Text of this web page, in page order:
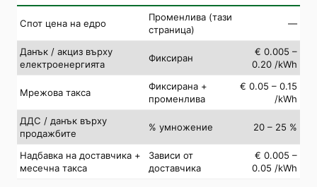
Спот цена на едро
Променлива (тази
страница)
—
Данък / акциз върху
електроенергията
Фиксиран
€ 0.005 –
0.20 /kWh
Мрежова такса
Фиксирана +
променлива
€ 0.05 – 0.15
/kWh
ДДС / данък върху
продажбите
% умножение 20 – 25 %
Надбавка на доставчика +
месечна такса
Зависи от
доставчика
€ 0.005 –
0.05 /kWh